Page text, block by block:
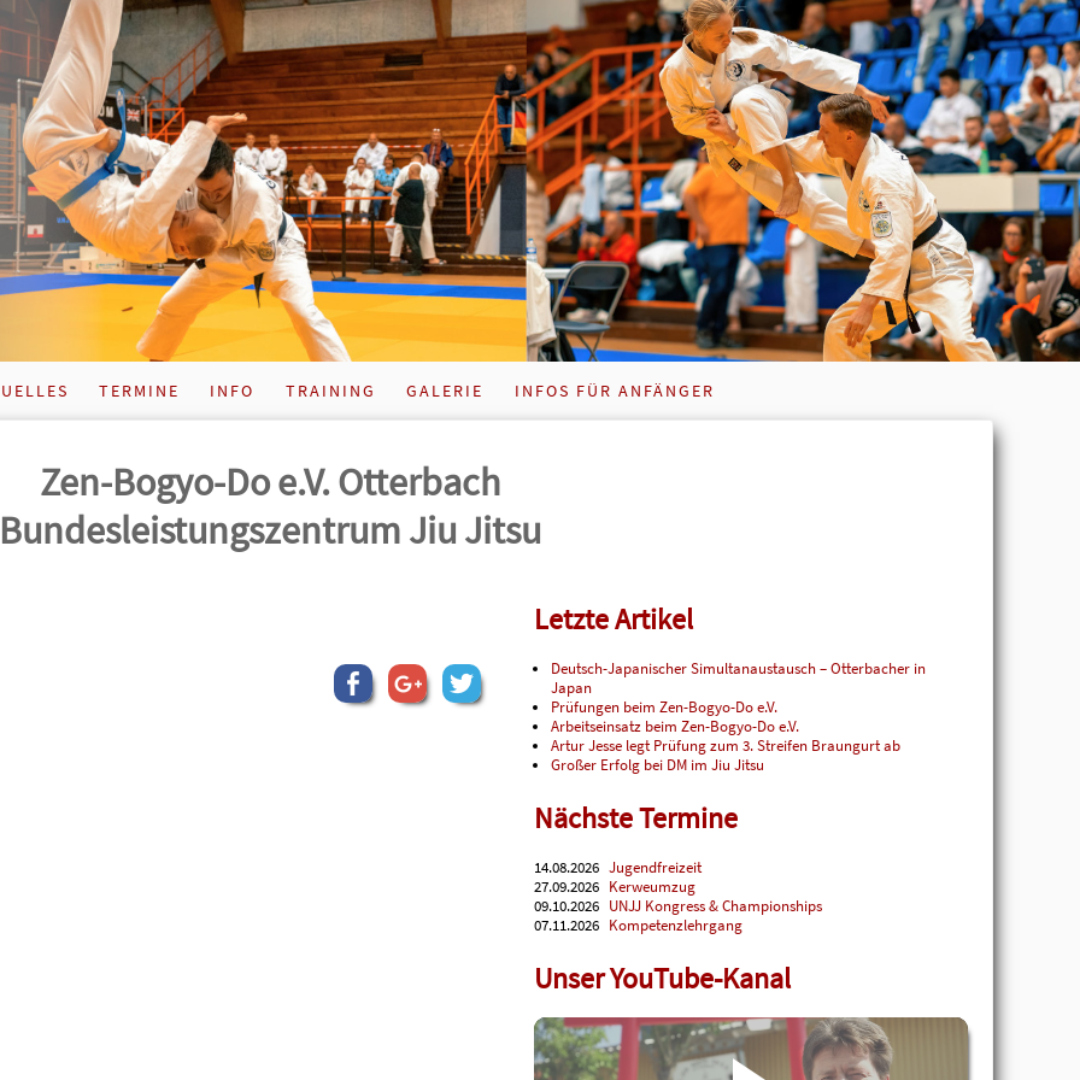
TERMINE INFO TRAINING GALERIE INFOS FÜR ANFÄNGER
Zen-Bogyo-Do e.V. Otterbach
Bundes­leistungs­zentrum Jiu Jitsu
Letzte Artikel
Deutsch-Japanischer Simultanaustausch – Otterbacher in
Japan
Prüfungen beim Zen-Bogyo-Do e.V.
Arbeitseinsatz beim Zen-Bogyo-Do e.V.
Artur Jesse legt Prüfung zum 3. Streifen Braungurt ab
Großer Erfolg bei DM im Jiu Jitsu
Nächste Termine
14.08.2026 Jugendfreizeit
27.09.2026 Kerweumzug
09.10.2026 UNJJ Kongress & Championships
07.11.2026 Kompetenzlehrgang
Unser YouTube-Kanal